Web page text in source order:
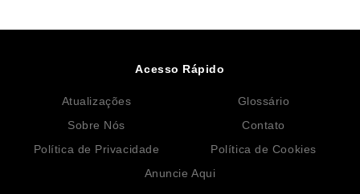
Acesso Rápido
Atualizações
Glossário
Sobre Nós
Contato
Política de Privacidade
Política de Cookies
Anuncie Aqui